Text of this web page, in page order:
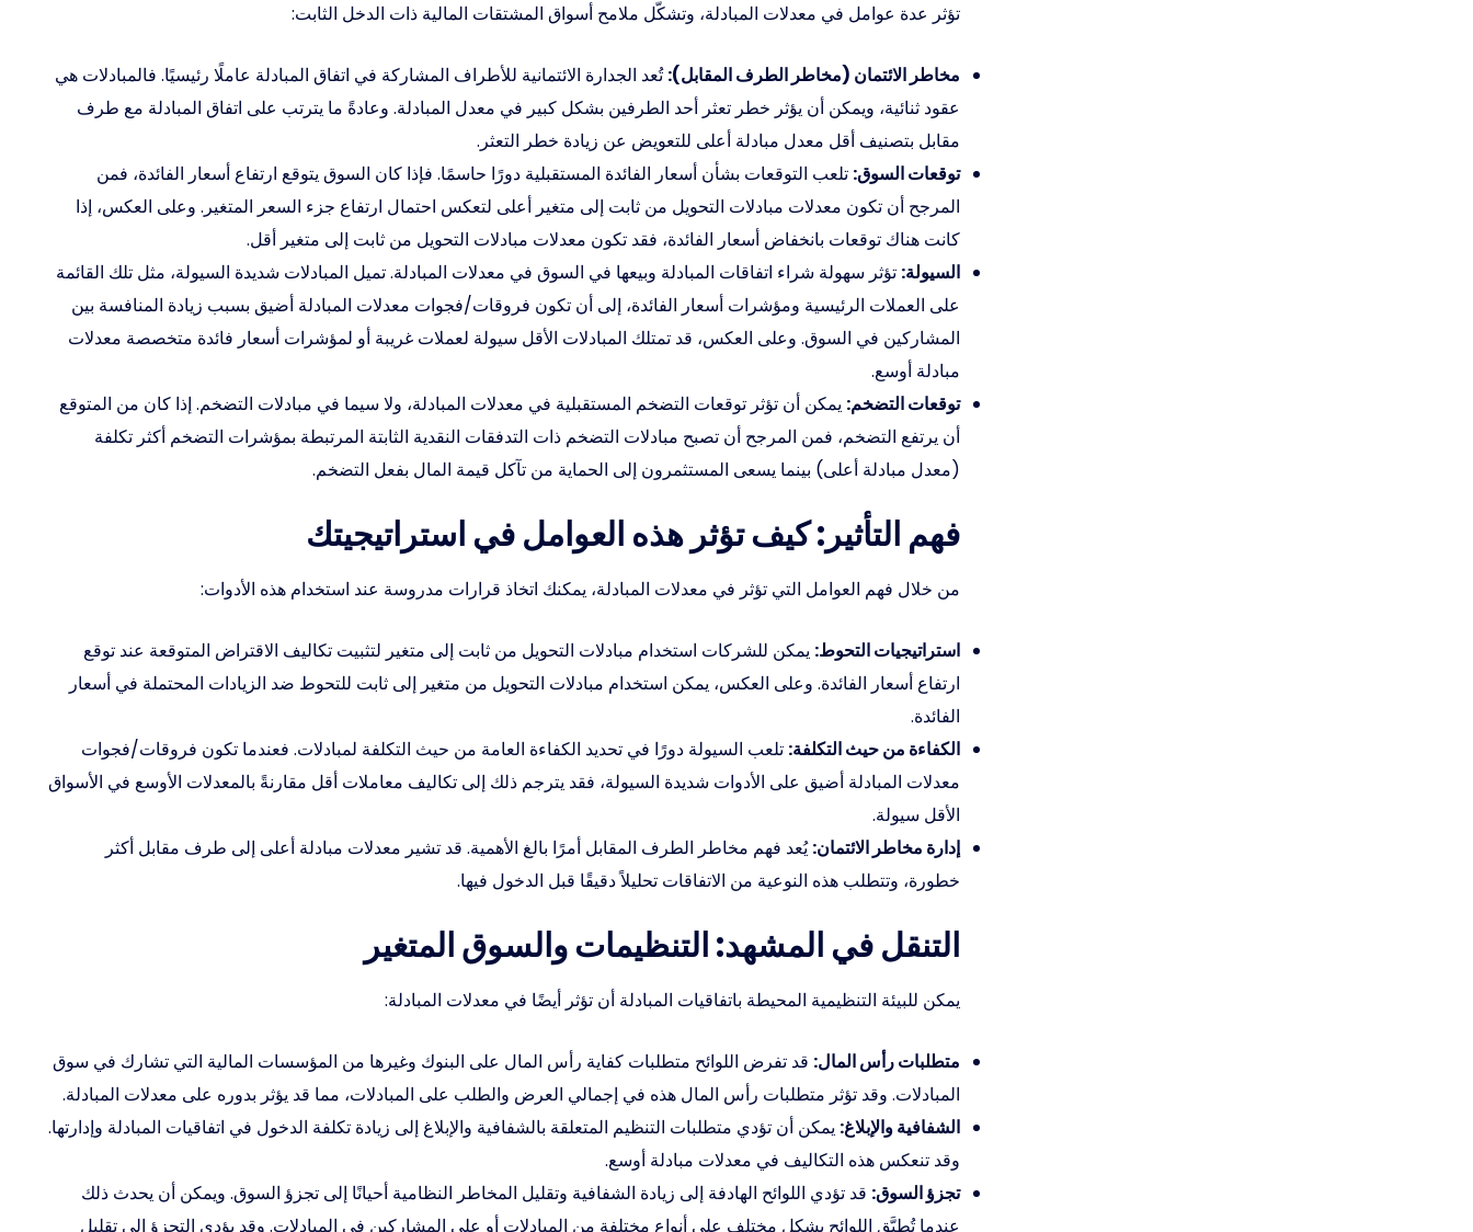
تؤثر عدة عوامل في معدلات المبادلة، وتشكّل ملامح أسواق المشتقات المالية ذات الدخل الثابت:
مخاطر الائتمان (مخاطر الطرف المقابل):تُعد الجدارة الائتمانية للأطراف المشاركة في اتفاق المبادلة عاملًا رئيسيًا. فالمبادلات هي
عقود ثنائية، ويمكن أن يؤثر خطر تعثر أحد الطرفين بشكل كبير في معدل المبادلة. وعادةً ما يترتب على اتفاق المبادلة مع طرف
مقابل بتصنيف أقل معدل مبادلة أعلى للتعويض عن زيادة خطر التعثر.
توقعات السوق: تلعب التوقعات بشأن أسعار الفائدة المستقبلية دورًا حاسمًا. فإذا كان السوق يتوقع ارتفاع أسعار الفائدة، فمن
المرجح أن تكون معدلات مبادلات التحويل من ثابت إلى متغير أعلى لتعكس احتمال ارتفاع جزء السعر المتغير. وعلى العكس، إذا
كانت هناك توقعات بانخفاض أسعار الفائدة، فقد تكون معدلات مبادلات التحويل من ثابت إلى متغير أقل.
السيولة: تؤثر سهولة شراء اتفاقات المبادلة وبيعها في السوق في معدلات المبادلة. تميل المبادلات شديدة السيولة، مثل تلك القائمة
على العملات الرئيسية ومؤشرات أسعار الفائدة، إلى أن تكون فروقات/فجوات معدلات المبادلة أضيق بسبب زيادة المنافسة بين
المشاركين في السوق. وعلى العكس، قد تمتلك المبادلات الأقل سيولة لعملات غريبة أو لمؤشرات أسعار فائدة متخصصة معدلات
مبادلة أوسع.
توقعات التضخم: يمكن أن تؤثر توقعات التضخم المستقبلية في معدلات المبادلة، ولا سيما في مبادلات التضخم. إذا كان من المتوقع
أن يرتفع التضخم، فمن المرجح أن تصبح مبادلات التضخم ذات التدفقات النقدية الثابتة المرتبطة بمؤشرات التضخم أكثر تكلفة
(معدل مبادلة أعلى) بينما يسعى المستثمرون إلى الحماية من تآكل قيمة المال بفعل التضخم.
فهم التأثير: كيف تؤثر هذه العوامل في استراتيجيتك
من خلال فهم العوامل التي تؤثر في معدلات المبادلة، يمكنك اتخاذ قرارات مدروسة عند استخدام هذه الأدوات:
استراتيجيات التحوط: يمكن للشركات استخدام مبادلات التحويل من ثابت إلى متغير لتثبيت تكاليف الاقتراض المتوقعة عند توقع
ارتفاع أسعار الفائدة. وعلى العكس، يمكن استخدام مبادلات التحويل من متغير إلى ثابت للتحوط ضد الزيادات المحتملة في أسعار
الفائدة.
الكفاءة من حيث التكلفة: تلعب السيولة دورًا في تحديد الكفاءة العامة من حيث التكلفة لمبادلات. فعندما تكون فروقات/فجوات
معدلات المبادلة أضيق على الأدوات شديدة السيولة، فقد يترجم ذلك إلى تكاليف معاملات أقل مقارنةً بالمعدلات الأوسع في الأسواق
الأقل سيولة.
إدارة مخاطر الائتمان:يُعد فهم مخاطر الطرف المقابل أمرًا بالغ الأهمية. قد تشير معدلات مبادلة أعلى إلى طرف مقابل أكثر
خطورة، وتتطلب هذه النوعية من الاتفاقات تحليلاً دقيقًا قبل الدخول فيها.
التنقل في المشهد: التنظيمات والسوق المتغير
يمكن للبيئة التنظيمية المحيطة باتفاقيات المبادلة أن تؤثر أيضًا في معدلات المبادلة:
متطلبات رأس المال: قد تفرض اللوائح متطلبات كفاية رأس المال على البنوك وغيرها من المؤسسات المالية التي تشارك في سوق
المبادلات. وقد تؤثر متطلبات رأس المال هذه في إجمالي العرض والطلب على المبادلات، مما قد يؤثر بدوره على معدلات المبادلة.
الشفافية والإبلاغ: يمكن أن تؤدي متطلبات التنظيم المتعلقة بالشفافية والإبلاغ إلى زيادة تكلفة الدخول في اتفاقيات المبادلة وإدارتها.
وقد تنعكس هذه التكاليف في معدلات مبادلة أوسع.
تجزؤ السوق: قد تؤدي اللوائح الهادفة إلى زيادة الشفافية وتقليل المخاطر النظامية أحيانًا إلى تجزؤ السوق. ويمكن أن يحدث ذلك
عندما تُطبَّق اللوائح بشكل مختلف على أنواع مختلفة من المبادلات أو على المشاركين في المبادلات. وقد يؤدي التجزؤ إلى تقليل